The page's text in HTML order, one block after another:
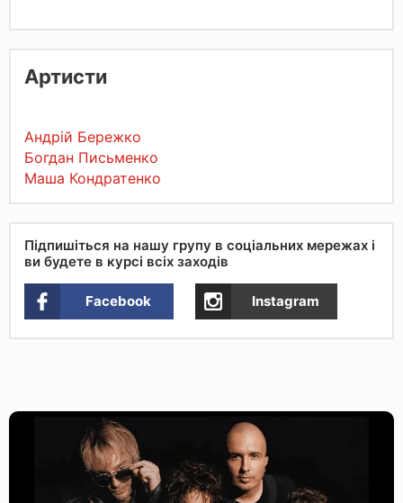
Артисти
Андрій Бережко
Богдан Письменко
Маша Кондратенко
Підпишіться на нашу групу в соціальних мережах і
ви будете в курсі всіх заходів
Facebook Instagram